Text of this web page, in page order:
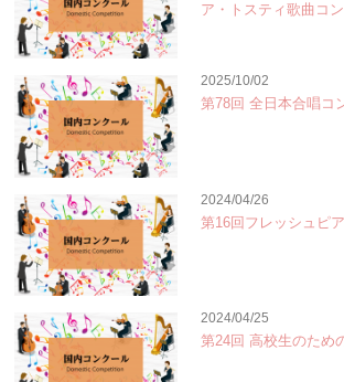
ア・トスティ歌曲コ
2025/10/02
第78回 全日本合唱コ
2024/04/26
第16回フレッシュピ
2024/04/25
第24回 高校生のため